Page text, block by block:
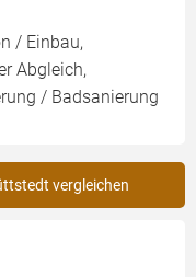
/ Einbau,
Abgleich,
/ Badsanierung
vergleichen